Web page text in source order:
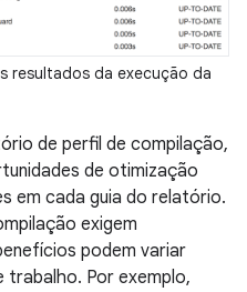
resultados da execução da
de perfil de compilação,
de otimização
em cada guia do relatório.
exigem
podem variar
Por exemplo,